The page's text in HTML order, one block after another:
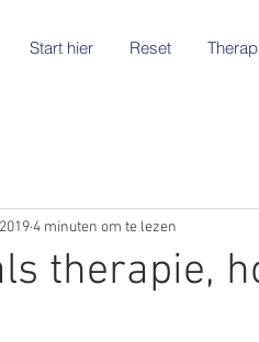
Start hier Reset
therapie,
4 minuten om te lezen